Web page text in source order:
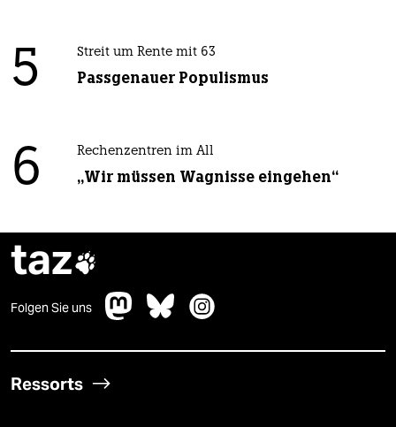
5 Streit um Rente mit 63
Passgenauer Populismus
6 Rechenzentren im All
„Wir müssen Wagnisse eingehen“
taz
Folgen Sie uns
Ressorts